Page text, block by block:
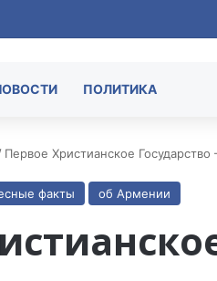
ПОЛИТИКА
Первое Христианское
факты об Армении